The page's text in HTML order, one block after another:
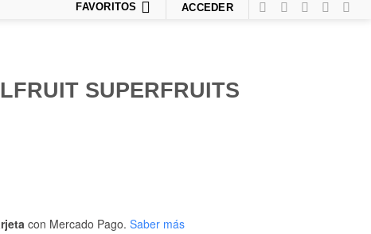
FAVORITOS ACCEDER
SUPERFRUITS
con Mercado Pago. Saber más